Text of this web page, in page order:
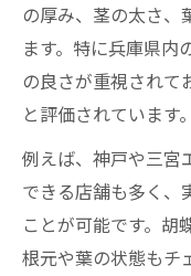
の厚み、茎の太さ、
ます。特に兵庫県内
の良さが重視されて
と評価されています。
例えば、神戸や三宮
できる店舗も多く、
ことが可能です。胡
根元や葉の状態もチ